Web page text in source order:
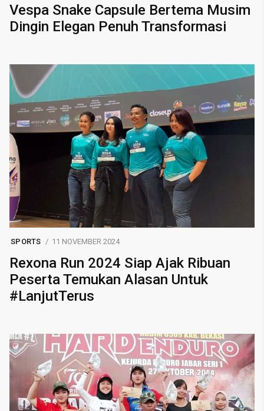
Vespa Snake Capsule Bertema Musim
Dingin Elegan Penuh Transformasi
SPORTS 11 NOVEMBER 2024
Rexona Run 2024 Siap Ajak Ribuan
Peserta Temukan Alasan Untuk
#LanjutTerus